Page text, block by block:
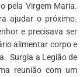
pela Virgem Maria.
ajudar o próximo.
e precisava ser
alimentar corpo e
Surgia a Legião de
reunião com um